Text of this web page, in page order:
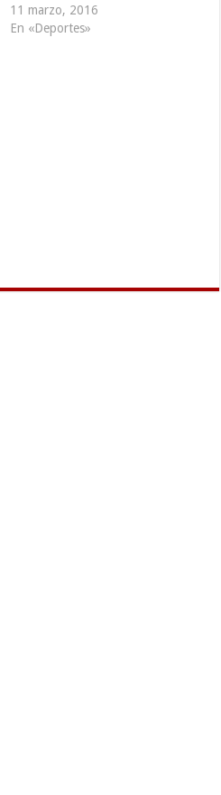
11 marzo, 2016
En «Deportes»